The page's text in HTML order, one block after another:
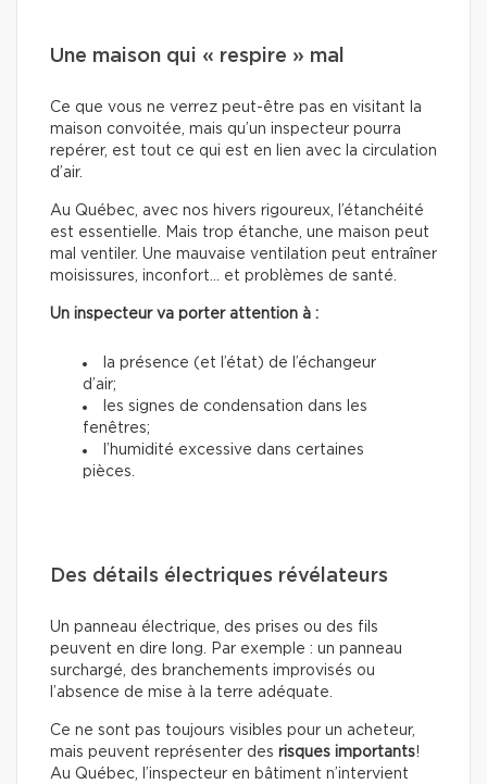
Une maison qui « respire » mal
Ce que vous ne verrez peut-être pas en visitant la
maison convoitée, mais qu’un inspecteur pourra
repérer, est tout ce qui est en lien avec la circulation
d’air.
Au Québec, avec nos hivers rigoureux, l’étanchéité
est essentielle. Mais trop étanche, une maison peut
mal ventiler. Une mauvaise ventilation peut entraîner
moisissures, inconfort… et problèmes de santé.
Un inspecteur va porter attention à :
la présence (et l’état) de l’échangeur
d’air;
les signes de condensation dans les
fenêtres;
l’humidité excessive dans certaines
pièces.
Des détails électriques révélateurs
Un panneau électrique, des prises ou des fils
peuvent en dire long. Par exemple : un panneau
surchargé, des branchements improvisés ou
l’absence de mise à la terre adéquate.
Ce ne sont pas toujours visibles pour un acheteur,
mais peuvent représenter des risques importants!
Au Québec, l’inspecteur en bâtiment n’intervient